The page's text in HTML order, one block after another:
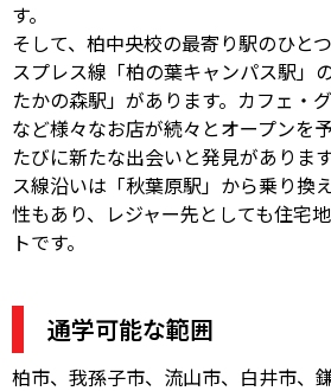
す。
そして、柏中央校の最寄り駅のひと
スプレス線「柏の葉キャンパス駅」
たかの森駅」があります。カフェ・
など様々なお店が続々とオープンを
たびに新たな出会いと発見がありま
ス線沿いは「秋葉原駅」から乗り換
性もあり、レジャー先としても住宅
トです。
通学可能な範囲
柏市、我孫子市、流山市、白井市、